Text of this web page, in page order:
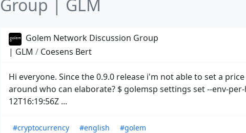
Group | GLM
Golem Network Discussion Group
| GLM / Coesens Bert
Hi everyone. Since the 0.9.0 release i'm not able to set a
around who can elaborate? $ golemsp settings set --env-
12T16:19:56Z ...
#cryptocurrency #english #golem